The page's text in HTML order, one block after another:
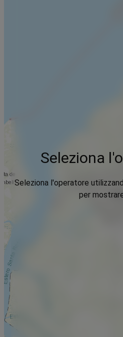
Seleziona
Seleziona l'operatore
per